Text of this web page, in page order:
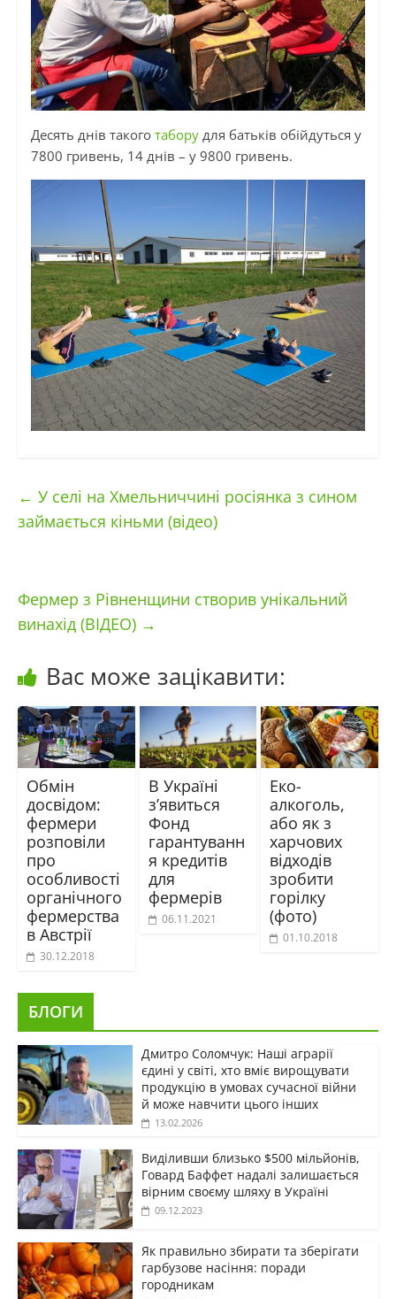
Десять днів такого табору для батьків обійдуться у
7800 гривень, 14 днів – у 9800 гривень.
← У селі на Хмельниччині росіянка з сином
займається кіньми (відео)
Фермер з Рівненщини створив унікальний
винахід (ВІДЕО) →
Вас може зацікавити:
Обмін
досвідом:
фермери
розповіли
про
особливості
органічного
фермерства
в Австрії
30.12.2018
В Україні
з’явиться
Фонд
гарантуванн
я кредитів
для
фермерів
06.11.2021
Еко-
алкоголь,
або як з
харчових
відходів
зробити
горілку
(фото)
01.10.2018
БЛОГИ
Дмитро Соломчук: Наші аграрії
єдині у світі, хто вміє вирощувати
продукцію в умовах сучасної війни
й може навчити цього інших
13.02.2026
Виділивши близько $500 мільйонів,
Говард Баффет надалі залишається
вірним своєму шляху в Україні
09.12.2023
Як правильно збирати та зберігати
гарбузове насіння: поради
городникам